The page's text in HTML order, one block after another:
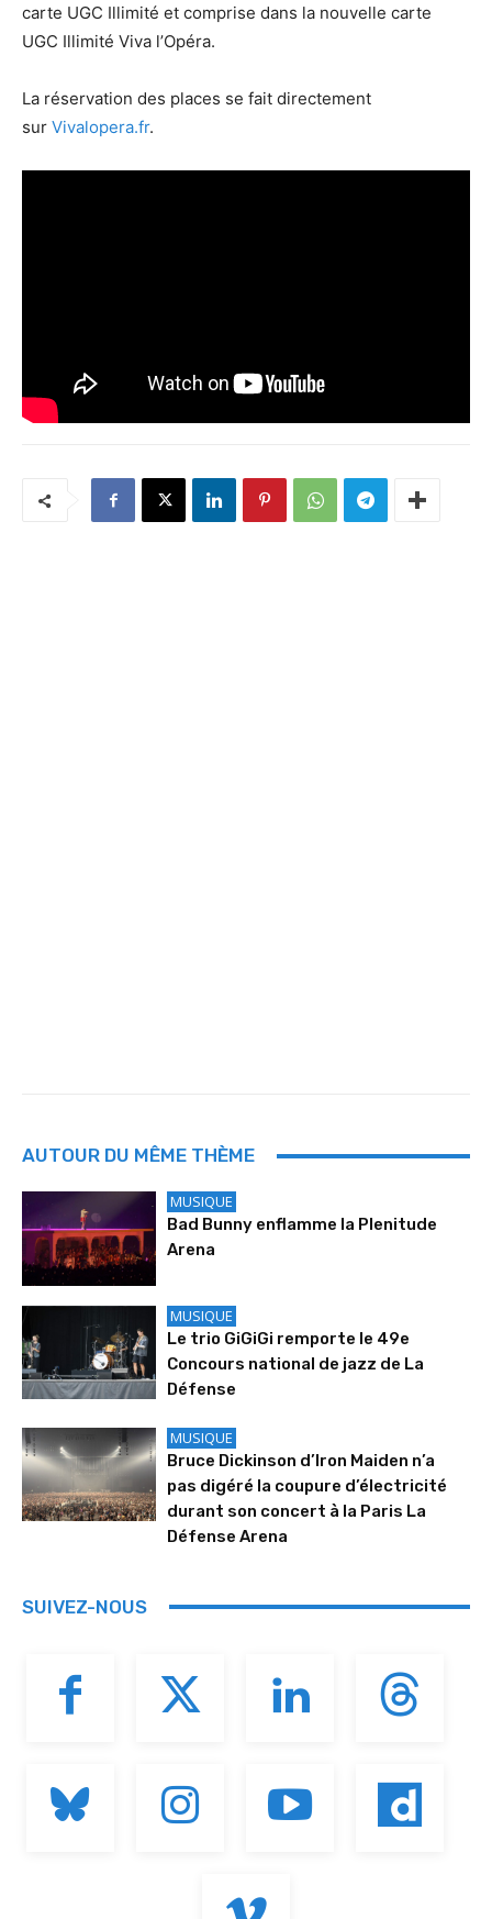
carte UGC Illimité et comprise dans la nouvelle carte
UGC Illimité Viva l’Opéra.
La réservation des places se fait directement
sur Vivalopera.fr.
AUTOUR DU MÊME THÈME
MUSIQUE
Bad Bunny enflamme la Plenitude
Arena
MUSIQUE
Le trio GiGiGi remporte le 49e
Concours national de jazz de La
Défense
MUSIQUE
Bruce Dickinson d’Iron Maiden n’a
pas digéré la coupure d’électricité
durant son concert à la Paris La
Défense Arena
SUIVEZ-NOUS